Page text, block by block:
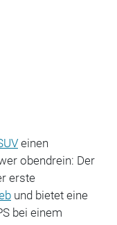
einen
obendrein: Der
erste
und bietet eine
bei einem